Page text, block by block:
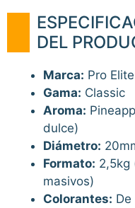
DEL
Marca: Pro
Gama: Classic
Aroma:
dulce)
Diámetro:
Formato: 2,5kg
masivos)
Colorantes: